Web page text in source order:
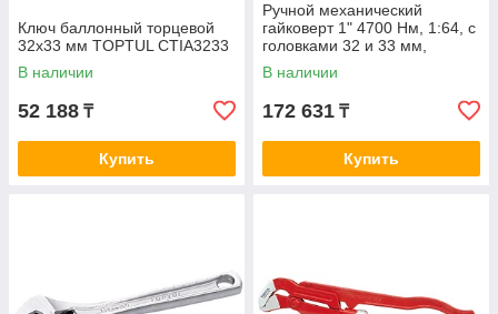
Ключ баллонный торцевой
32х33 мм TOPTUL CTIA3233
В наличии
52 188 ₸
Купить
Ручной механический
гайковерт 1" 4700 Нм, 1:64, с
головками 32 и 33 мм,
TOPTUL
В наличии
172 631 ₸
Купить